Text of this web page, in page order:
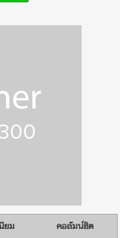
ยม คอลัมน์ฮิต